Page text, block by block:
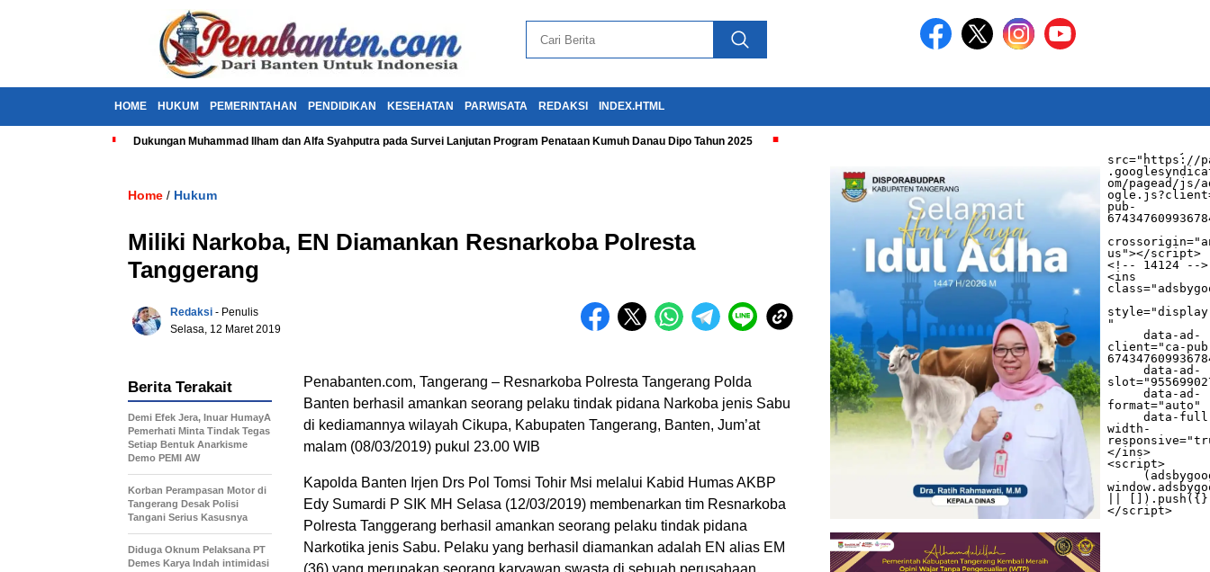
HOME HUKUM PEMERINTAHAN PENDIDIKAN KESEHATAN PARWISATA REDAKSI INDEX.HTML
Dukungan Muhammad Ilham dan Alfa Syahputra pada Survei Lanjutan Program Penataan Kumuh Danau Dipo Tahun 2025
src="https://
om/pagead/js/
pub-
us"></script>
<!-- 14124 -->
<ins
"
     data-ad-
client="ca-
     data-ad-
     data-ad-
format="auto"
     data-full-
width-
</ins>
<script>
||
</script>
Home / Hukum
Miliki Narkoba, EN Diamankan Resnarkoba Polresta
Tanggerang
Redaksi - Penulis
Selasa, 12 Maret 2019
Penabanten.com, Tangerang – Resnarkoba Polresta Tangerang Polda
Banten berhasil amankan seorang pelaku tindak pidana Narkoba jenis Sabu
di kediamannya wilayah Cikupa, Kabupaten Tangerang, Banten, Jum’at
malam (08/03/2019) pukul 23.00 WIB
Kapolda Banten Irjen Drs Pol Tomsi Tohir Msi melalui Kabid Humas AKBP
Edy Sumardi P SIK MH Selasa (12/03/2019) membenarkan tim Resnarkoba
Polresta Tanggerang berhasil amankan seorang pelaku tindak pidana
Narkotika jenis Sabu. Pelaku yang berhasil diamankan adalah EN alias EM
(36) yang merupakan seorang karyawan swasta di sebuah perusahaan.
Berita Terakait
Demi Efek Jera, Inuar HumayA
Pemerhati Minta Tindak Tegas
Setiap Bentuk Anarkisme
Demo PEMI AW
Korban Perampasan Motor di
Tangerang Desak Polisi
Tangani Serius Kasusnya
Diduga Oknum Pelaksana PT
Demes Karya Indah intimidasi